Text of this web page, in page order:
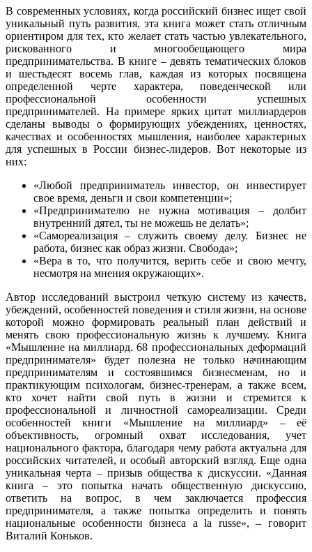
В современных условиях, когда российский бизнес ищет свой
уникальный путь развития, эта книга может стать отличным
ориентиром для тех, кто желает стать частью увлекательного,
рискованного и многообещающего мира
предпринимательства. В книге – девять тематических блоков
и шестьдесят восемь глав, каждая из которых посвящена
определенной черте характера, поведенческой или
профессиональной особенности успешных
предпринимателей. На примере ярких цитат миллиардеров
сделаны выводы о формирующих убеждениях, ценностях,
качествах и особенностях мышления, наиболее характерных
для успешных в России бизнес-лидеров. Вот некоторые из
них:
«Любой предприниматель инвестор, он инвестирует
свое время, деньги и свои компетенции»;
«Предпринимателю не нужна мотивация – долбит
внутренний дятел, ты не можешь не делать»;
«Самореализация – служить своему делу. Бизнес не
работа, бизнес как образ жизни. Свобода»;
«Вера в то, что получится, верить себе и свою мечту,
несмотря на мнения окружающих».
Автор исследований выстроил четкую систему из качеств,
убеждений, особенностей поведения и стиля жизни, на основе
которой можно формировать реальный план действий и
менять свою профессиональную жизнь к лучшему. Книга
«Мышление на миллиард. 68 профессиональных деформаций
предпринимателя» будет полезна не только начинающим
предпринимателям и состоявшимся бизнесменам, но и
практикующим психологам, бизнес-тренерам, а также всем,
кто хочет найти свой путь в жизни и стремится к
профессиональной и личностной самореализации. Среди
особенностей книги «Мышление на миллиард» – её
объективность, огромный охват исследования, учет
национального фактора, благодаря чему работа актуальна для
российских читателей, и особый авторский взгляд. Еще одна
уникальная черта – призыв общества к дискуссии. «Данная
книга – это попытка начать общественную дискуссию,
ответить на вопрос, в чем заключается профессия
предпринимателя, а также попытка определить и понять
национальные особенности бизнеса a la russe», – говорит
Виталий Коньков.